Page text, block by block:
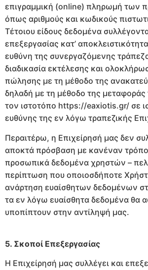
επιγραμμική (online) πληρωμή των
όπως αριθμούς και κωδικούς
Τέτοιου είδους δεδομένα
επεξεργασίας κατ’
ευθύνη της συνεργαζόμενης
διαδικασία εκτέλεσης και
πώλησης με τη μέθοδο της
δηλαδή με τη μέθοδο της
τον ιστοτόπο https://eaxiotis.gr/ σε
ευθύνης της εν λόγω τραπεζικής
Περαιτέρω, η Επιχείρησή μας δεν
αποκτά πρόσβαση με κανέναν
προσωπικά δεδομένα χρηστών –
περίπτωση που οποιοσδήποτε
ανάρτηση ευαίσθητων δεδομένων
τα εν λόγω ευαίσθητα δεδομένα θα
υποπίπτουν στην αντίληψή μας.
5. Σκοποί Επεξεργασίας
Η Επιχείρησή μας συλλέγει και